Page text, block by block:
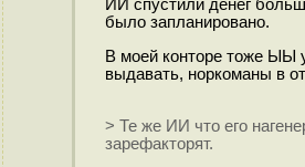
ИИ спустили денег
было запланировано.
В моей конторе тоже ЫЫ
выдавать, норкоманы в
> Те же ИИ что его
зарефакторят.